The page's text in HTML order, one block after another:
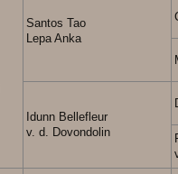
Santos Tao
Lepa Anka
Idunn Bellefleur
v. d. Dovondolin